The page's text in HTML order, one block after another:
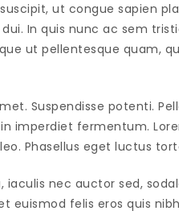
ut congue sapien
In quis nunc ac sem
ut pellentesque quam,
Suspendisse potenti.
imperdiet fermentum.
Phasellus eget luctus
nec auctor sed,
euismod felis eros quis